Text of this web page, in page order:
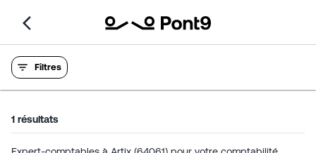
Filtres
1 résultats